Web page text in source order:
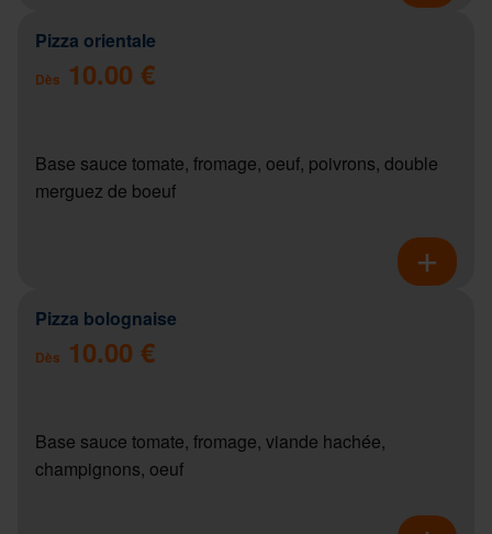
Pizza orientale
Dès 10.00 €
Base sauce tomate, fromage, oeuf, poivrons, double
merguez de boeuf
Pizza bolognaise
Dès 10.00 €
Base sauce tomate, fromage, viande hachée,
champignons, oeuf